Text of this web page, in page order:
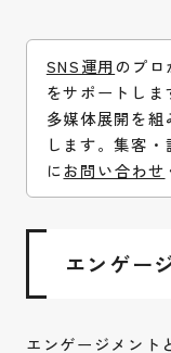
SNS運用のプロ
をサポートしま
多媒体展開を
します。集客
にお問い合わせ
エンゲー
エンゲージメント